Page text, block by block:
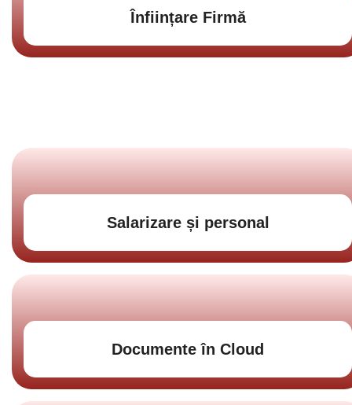
Înființare Firmă
Salarizare și personal
Documente în Cloud